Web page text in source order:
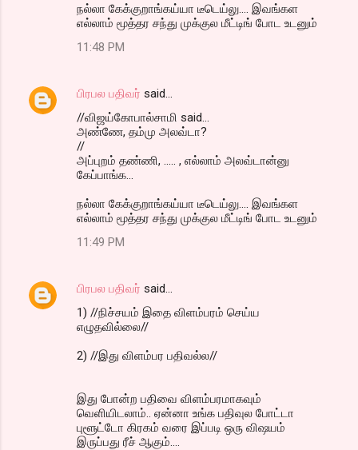
நல்லா கேக்குறாங்கய்யா டீடெய்லு.... இவங்கள
எல்லாம் மூத்தர சந்து முக்குல மீட்டிங் போட உடனும்
11:48 PM
பிரபல பதிவர் said…
//விஜய்கோபால்சாமி said...
அண்ணே, தம்மு அலவ்டா?
//
அப்புறம் தண்ணி, ..... , எல்லாம் அலவ்டான்னு
கேப்பாங்க...
நல்லா கேக்குறாங்கய்யா டீடெய்லு.... இவங்கள
எல்லாம் மூத்தர சந்து முக்குல மீட்டிங் போட உடனும்
11:49 PM
பிரபல பதிவர் said…
1) //நிச்சயம் இதை விளம்பரம் செய்ய
எழுதவில்லை//
2) //இது விளம்பர பதிவல்ல//
இது போன்ற பதிவை விளம்பரமாகவும்
வெளியிடலாம்.. ஏன்னா உங்க பதிவுல போட்டா
புளூட்டோ கிரகம் வரை இப்படி ஒரு விஷயம்
இருப்பது ரீச் ஆகும்....